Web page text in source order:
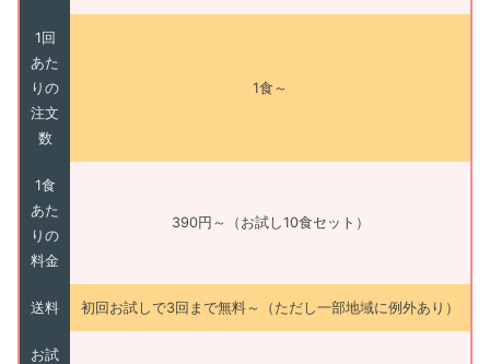
1回
あた
りの
注文
数
1食～
1食
あた
りの
料金
390円～（お試し10食セット）
送料 初回お試しで3回まで無料～（ただし一部地域に例外あり）
お試